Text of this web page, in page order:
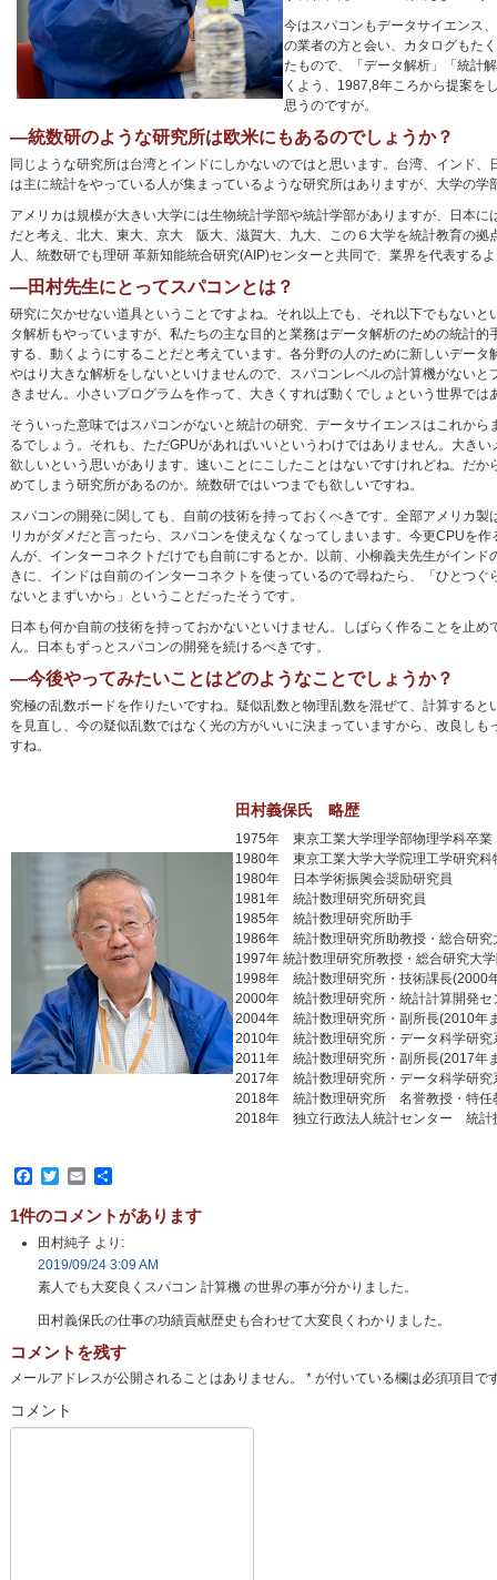
今はスパコンもデータサイエンス
の業者の方と会い、カタログもた
たもので、「データ解析」「統計
くよう、1987,8年ころから提案を
思うのですが。
―統数研のような研究所は欧米にもあるのでしょうか？
同じような研究所は台湾とインドにしかないのではと思います。台湾、インド
は主に統計をやっている人が集まっているような研究所はありますが、大学の
アメリカは規模が大きい大学には生物統計学部や統計学部がありますが、日本
だと考え、北大、東大、京大 阪大、滋賀大、九大、この６大学を統計教育の
人、統数研でも理研 革新知能統合研究(AIP)センターと共同で、業界を代表す
―田村先生にとってスパコンとは？
研究に欠かせない道具ということですよね。それ以上でも、それ以下でもないと
タ解析もやっていますが、私たちの主な目的と業務はデータ解析のための統計的
する、動くようにすることだと考えています。各分野の人のために新しいデータ
やはり大きな解析をしないといけませんので、スパコンレベルの計算機がないと
きません。小さいプログラムを作って、大きくすれば動くでしょという世界では
そういった意味ではスパコンがないと統計の研究、データサイエンスはこれから
るでしょう。それも、ただGPUがあればいいというわけではありません。大き
欲しいという思いがあります。速いことにこしたことはないですけれどね。だか
めてしまう研究所があるのか。統数研ではいつまでも欲しいですね。
スパコンの開発に関しても、自前の技術を持っておくべきです。全部アメリカ製
リカがダメだと言ったら、スパコンを使えなくなってしまいます。今更CPUを
んが、インターコネクトだけでも自前にするとか。以前、小柳義夫先生がインド
きに、インドは自前のインターコネクトを使っているので尋ねたら、「ひとつぐ
ないとまずいから」ということだったそうです。
日本も何か自前の技術を持っておかないといけません。しばらく作ることを止
ん。日本もずっとスパコンの開発を続けるべきです。
―今後やってみたいことはどのようなことでしょうか？
究極の乱数ボードを作りたいですね。疑似乱数と物理乱数を混ぜて、計算する
を見直し、今の疑似乱数ではなく光の方がいいに決まっていますから、改良し
すね。
田村義保氏 略歴
1975年 東京工業大学理学部物理学科卒業
1980年 東京工業大学大学院理工学研究科
1980年 日本学術振興会奨励研究員
1981年 統計数理研究所研究員
1985年 統計数理研究所助手
1986年 統計数理研究所助教授・総合研究
1997年 統計数理研究所教授・総合研究大
1998年 統計数理研究所・技術課長(2000
2000年 統計数理研究所・統計計算開発セ
2004年 統計数理研究所・副所長(2010年
2010年 統計数理研究所・データ科学研究
2011年 統計数理研究所・副所長(2017年
2017年 統計数理研究所・データ科学研究
2018年 統計数理研究所 名誉教授・特任
2018年 独立行政法人統計センター 統計
Facebook
TwitterEmail
共
1件のコメントがあります
田村純子 より:
2019/09/24 3:09 AM
素人でも大変良くスパコン 計算機 の世界の事が分かりました。
田村義保氏の仕事の功績貢献歴史も合わせて大変良くわかりました。
コメントを残す
メールアドレスが公開されることはありません。 *が付いている欄は必須項目で
コメント